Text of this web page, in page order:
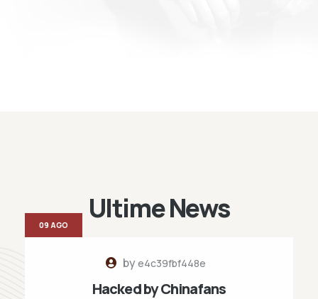
Ultime News
bye4c39fbf448e
Hacked by Chinafans
09 AGO